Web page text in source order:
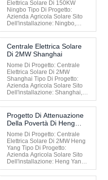
Elettrica Solare Di 150KW
Ningbo Tipo Di Progetto:
Azienda Agricola Solare Sito
Dell'installazione: Ningbo,
Cina Data Di Installazione:
2021
Centrale Elettrica Solare
Di 2MW Shanghai
Nome Di Progetto: Centrale
Elettrica Solare Di 2MW
Shanghai Tipo Di Progetto:
Azienda Agricola Solare Sito
Dell'installazione: Shanghai,
Cina Data Di Installazione:
2020
Progetto Di Attenuazione
Della Povertà Di Heng
Yang
Nome Di Progetto: Centrale
Elettrica Solare Di 2MW Heng
Yang Tipo Di Progetto:
Azienda Agricola Solare Sito
Dell'installazione: Heng Yang,
Cina Data Di Installazione:
2019